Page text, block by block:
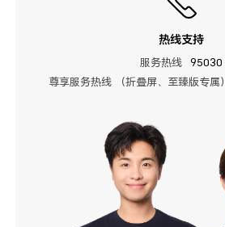
热线支持
服务热线
95030
尊享服务热线 （折叠屏、至臻版专属）